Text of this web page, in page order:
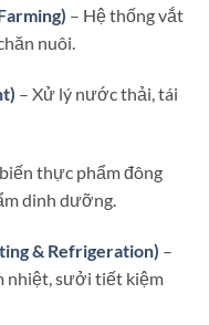
– Hệ thống vắt
nuôi.
– Xử lý nước thải, tái
thực phẩm đông
dinh dưỡng.
& Refrigeration) –
nhiệt, sưởi tiết kiệm